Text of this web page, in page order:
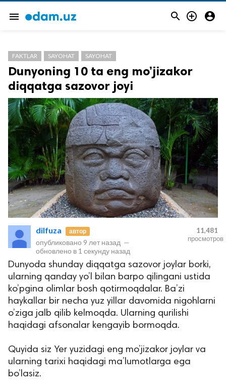
menu   
защищены.
FAKTLAR SAYOHAT SAYOHAT
Dunyoning 10 ta eng mo’jizakor
diqqatga sazovor joyi
dilfuza автор
опубликовано 9 лет назад —
обновлено в 1 секунду назад
11,481
просмотров
Dunyoda shunday diqqatga sazovor joylar borki,
ularning qanday yo’l bilan barpo qilingani ustida
ko’pgina olimlar bosh qotirmoqdalar. Ba’zi
haykallar bir necha yuz yillar davomida nigohlarni
o’ziga jalb qilib kelmoqda. Ularning qurilishi
haqidagi afsonalar kengayib bormoqda.
Quyida siz Yer yuzidagi eng mo’jizakor joylar va
ularning tarixi haqidagi ma’lumotlarga ega
bo’lasiz.